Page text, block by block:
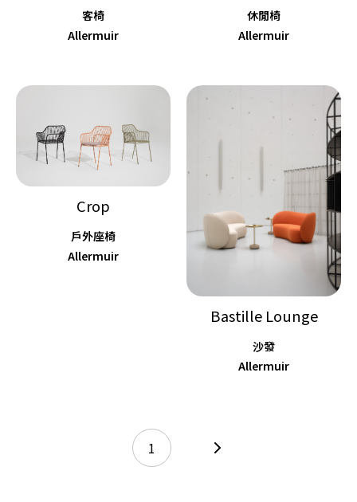
客椅
Allermuir
休閒椅
Allermuir
Crop
戶外座椅
Allermuir
Bastille Lounge
沙發
Allermuir
1